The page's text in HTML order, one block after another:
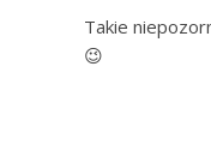
Takie
😉